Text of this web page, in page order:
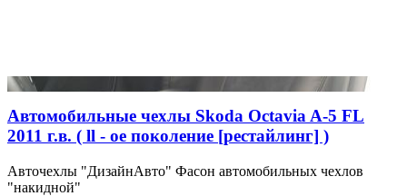
Автомобильные чехлы Skoda Octavia A-5 FL
2011 г.в. ( ll - ое поколение [рестайлинг] )
Авточехлы "ДизайнАвто" Фасон автомобильных чехлов
"накидной"